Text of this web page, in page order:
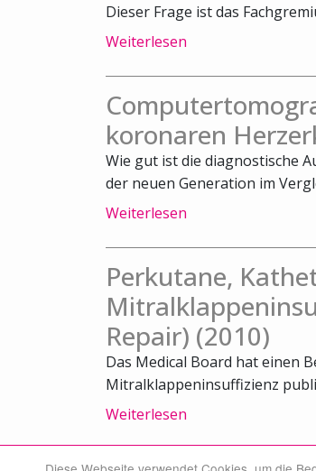
Dieser Frage ist das
Weiterlesen
koronaren
Wie gut ist die diagnostische
der neuen Generation im
Weiterlesen
Perkutane,
Repair) (2010)
Das Medical Board hat einen
Mitralklappeninsuffizienz
Weiterlesen